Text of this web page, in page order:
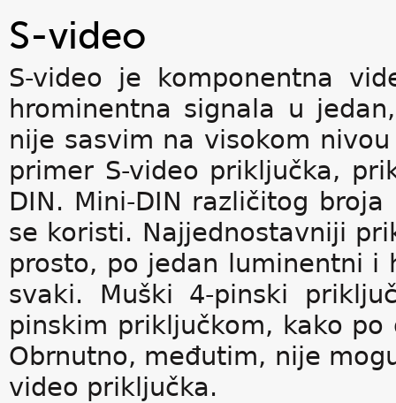
S-video
S-video je komponentna
hrominentna signala u
nije sasvim na visokom
primer S-video priključka,
DIN. Mini-DIN različitog
se koristi. Najjednostavniji
prosto, po jedan luminentni i
svaki. Muški 4-pinski
pinskim priključkom, kako
Obrnutno, međutim, nije
video priključka.